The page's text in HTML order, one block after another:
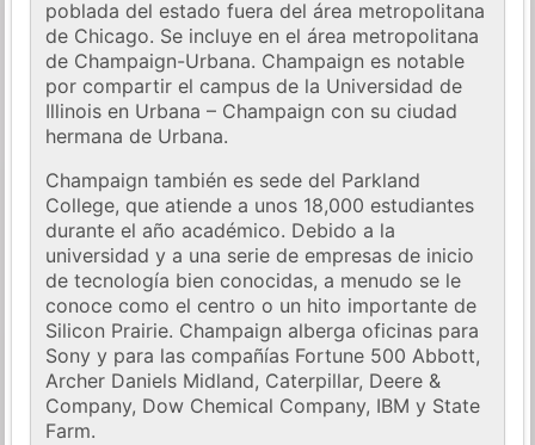
poblada del estado fuera del área metropolitana
de Chicago. Se incluye en el área metropolitana
de Champaign-Urbana. Champaign es notable
por compartir el campus de la Universidad de
Illinois en Urbana – Champaign con su ciudad
hermana de Urbana.
Champaign también es sede del Parkland
College, que atiende a unos 18,000 estudiantes
durante el año académico. Debido a la
universidad y a una serie de empresas de inicio
de tecnología bien conocidas, a menudo se le
conoce como el centro o un hito importante de
Silicon Prairie. Champaign alberga oficinas para
Sony y para las compañías Fortune 500 Abbott,
Archer Daniels Midland, Caterpillar, Deere &
Company, Dow Chemical Company, IBM y State
Farm.